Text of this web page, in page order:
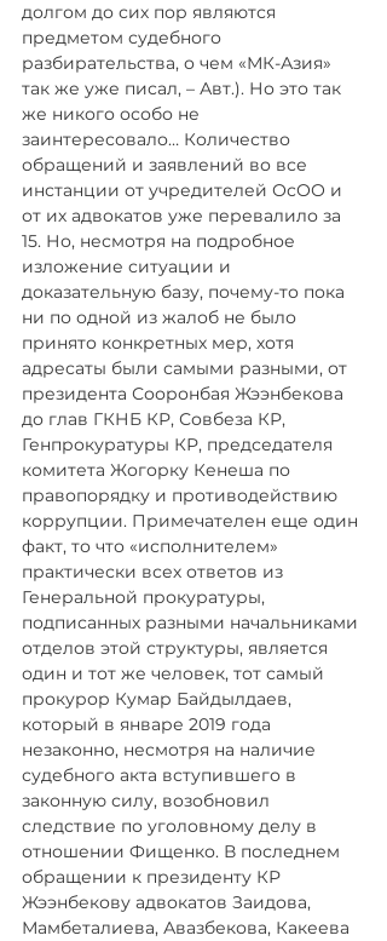
долгом до сих пор являются
предметом судебного
разбирательства, о чем «МК-Азия»
так же уже писал, – Авт.). Но это так
же никого особо не
заинтересовало… Количество
обращений и заявлений во все
инстанции от учредителей ОсОО и
от их адвокатов уже перевалило за
15. Но, несмотря на подробное
изложение ситуации и
доказательную базу, почему-то пока
ни по одной из жалоб не было
принято конкретных мер, хотя
адресаты были самыми разными, от
президента Сооронбая Жээнбекова
до глав ГКНБ КР, Совбеза КР,
Генпрокуратуры КР, председателя
комитета Жогорку Кенеша по
правопорядку и противодействию
коррупции. Примечателен еще один
факт, то что «исполнителем»
практически всех ответов из
Генеральной прокуратуры,
подписанных разными начальниками
отделов этой структуры, является
один и тот же человек, тот самый
прокурор Кумар Байдылдаев,
который в январе 2019 года
незаконно, несмотря на наличие
судебного акта вступившего в
законную силу, возобновил
следствие по уголовному делу в
отношении Фищенко. В последнем
обращении к президенту КР
Жээнбекову адвокатов Заидова,
Мамбеталиева, Авазбекова, Какеева